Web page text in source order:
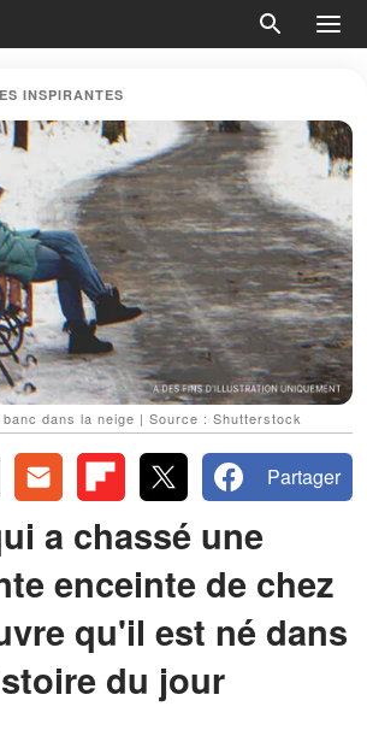
INSPIRANTES
dans la neige | Source : Shutterstock
Partager
a chassé une
enceinte de chez
qu'il est né dans
du jour